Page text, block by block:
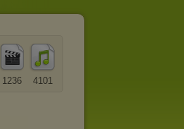
4101
1236